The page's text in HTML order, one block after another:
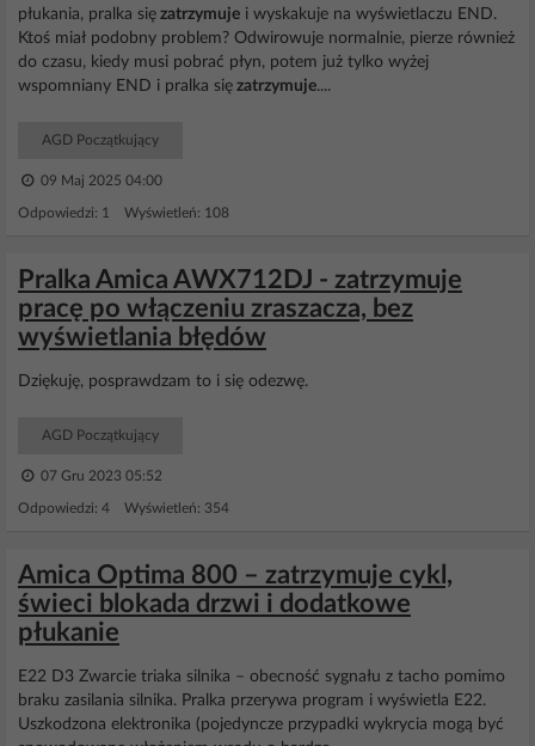
płukania, pralka się zatrzymuje i wyskakuje na wyświetlaczu END.
Ktoś miał podobny problem? Odwirowuje normalnie, pierze również
do czasu, kiedy musi pobrać płyn, potem już tylko wyżej
wspomniany END i pralka się zatrzymuje....
AGD Początkujący
09 Maj 2025 04:00
Odpowiedzi: 1 Wyświetleń: 108
Pralka Amica AWX712DJ - zatrzymuje
pracę po włączeniu zraszacza, bez
wyświetlania błędów
Dziękuję, posprawdzam to i się odezwę.
AGD Początkujący
07 Gru 2023 05:52
Odpowiedzi: 4 Wyświetleń: 354
Amica Optima 800 – zatrzymuje cykl,
świeci blokada drzwi i dodatkowe
płukanie
E22 D3 Zwarcie triaka silnika – obecność sygnału z tacho pomimo
braku zasilania silnika. Pralka przerywa program i wyświetla E22.
Uszkodzona elektronika (pojedyncze przypadki wykrycia mogą być